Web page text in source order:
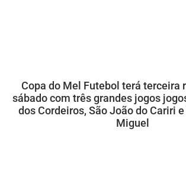
Copa do Mel Futebol terá terceira
sábado com três grandes jogos
dos Cordeiros, São João do Cariri
Miguel